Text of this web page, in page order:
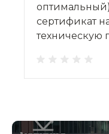
сертификат
техническую